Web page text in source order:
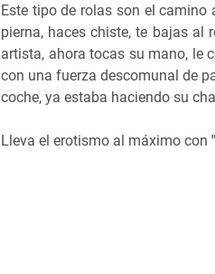
Este tipo de rolas son el
pierna, haces chiste, te bajas al
artista, ahora tocas su mano, le
con una fuerza descomunal de
coche, ya estaba haciendo su
Lleva el erotismo al máximo con